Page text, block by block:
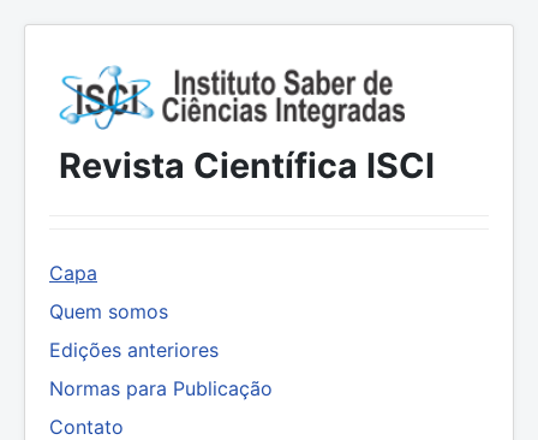
Revista Científica ISCI
Capa
Quem somos
Edições anteriores
Normas para Publicação
Contato